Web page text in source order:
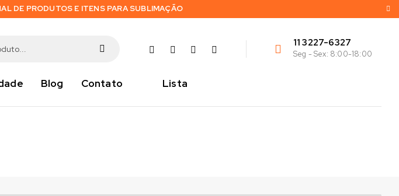
DE PRODUTOS E ITENS PARA SUBLIMAÇÃO
11 3227-6327
Seg - Sex: 8:00-18:00
Blog Contato Lista